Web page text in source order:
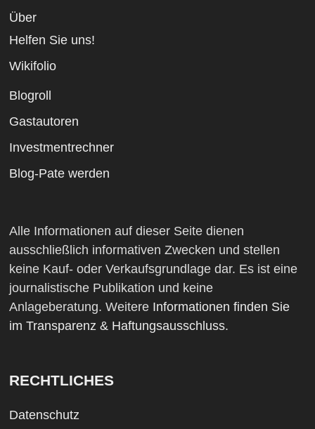
Über
Helfen Sie uns!
Wikifolio
Blogroll
Gastautoren
Investmentrechner
Blog-Pate werden
Alle Informationen auf dieser Seite dienen
ausschließlich informativen Zwecken und stellen
keine Kauf- oder Verkaufsgrundlage dar. Es ist eine
journalistische Publikation und keine
Anlageberatung. Weitere Informationen finden Sie
im Transparenz & Haftungsausschluss.
RECHTLICHES
Datenschutz